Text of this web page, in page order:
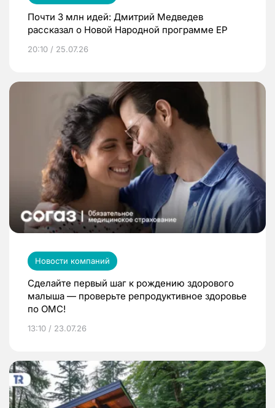
Почти 3 млн идей: Дмитрий Медведев
рассказал о Новой Народной программе ЕР
20:10 / 25.07.26
Новости компаний
Сделайте первый шаг к рождению здорового
малыша — проверьте репродуктивное здоровье
по ОМС!
13:10 / 23.07.26